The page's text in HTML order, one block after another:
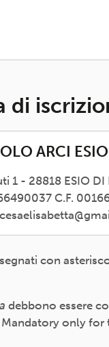
di
ARCI
1 - 28818 ESIO DI
C.F.
con
debbono essere
only for